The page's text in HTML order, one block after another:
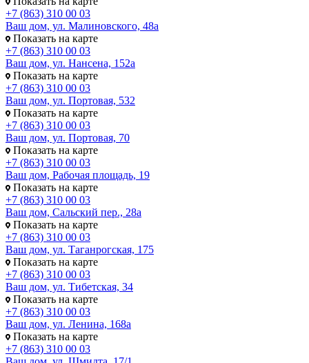
+7 (863) 310 00 03
Ваш дом, ул. Малиновского, 48а
Показать на карте
+7 (863) 310 00 03
Ваш дом, ул. Нансена, 152а
Показать на карте
+7 (863) 310 00 03
Ваш дом, ул. Портовая, 532
Показать на карте
+7 (863) 310 00 03
Ваш дом, ул. Портовая, 70
Показать на карте
+7 (863) 310 00 03
Ваш дом, Рабочая площадь, 19
Показать на карте
+7 (863) 310 00 03
Ваш дом, Сальский пер., 28а
Показать на карте
+7 (863) 310 00 03
Ваш дом, ул. Таганрогская, 175
Показать на карте
+7 (863) 310 00 03
Ваш дом, ул. Тибетская, 34
Показать на карте
+7 (863) 310 00 03
Ваш дом, ул. Ленина, 168а
Показать на карте
+7 (863) 310 00 03